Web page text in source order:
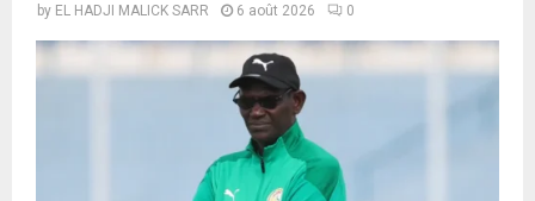
by EL HADJI MALICK SARR 6 août 2026 0